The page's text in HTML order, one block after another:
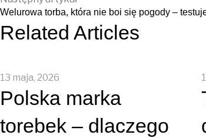
Welurowa torba, która nie boi się pogody –
Related Articles
13 maja, 2026
Polska marka
torebek – dlaczego